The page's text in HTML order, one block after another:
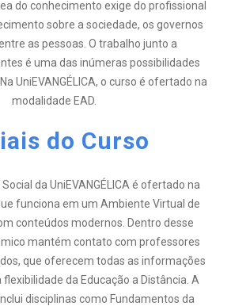
do conhecimento exige do profissional
sobre a sociedade, os governos
as pessoas. O trabalho junto a
é uma das inúmeras possibilidades
UniEVANGÉLICA, o curso é ofertado na
modalidade EAD.
do Curso
da UniEVANGÉLICA é ofertado na
funciona em um Ambiente Virtual de
conteúdos modernos. Dentro desse
mantém contato com professores
que oferecem todas as informações
da Educação a Distância. A
disciplinas como Fundamentos da